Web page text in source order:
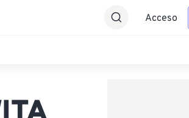
Acceso